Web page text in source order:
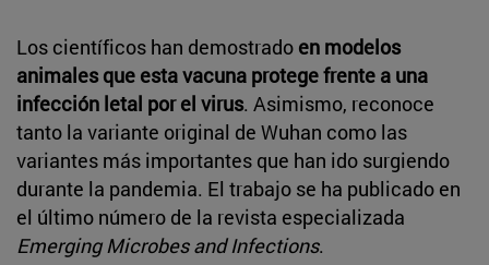
Los científicos han demostrado en modelos
animales que esta vacuna protege frente a una
infección letal por el virus. Asimismo, reconoce
tanto la variante original de Wuhan como las
variantes más importantes que han ido surgiendo
durante la pandemia. El trabajo se ha publicado en
el último número de la revista especializada
Emerging Microbes and Infections.